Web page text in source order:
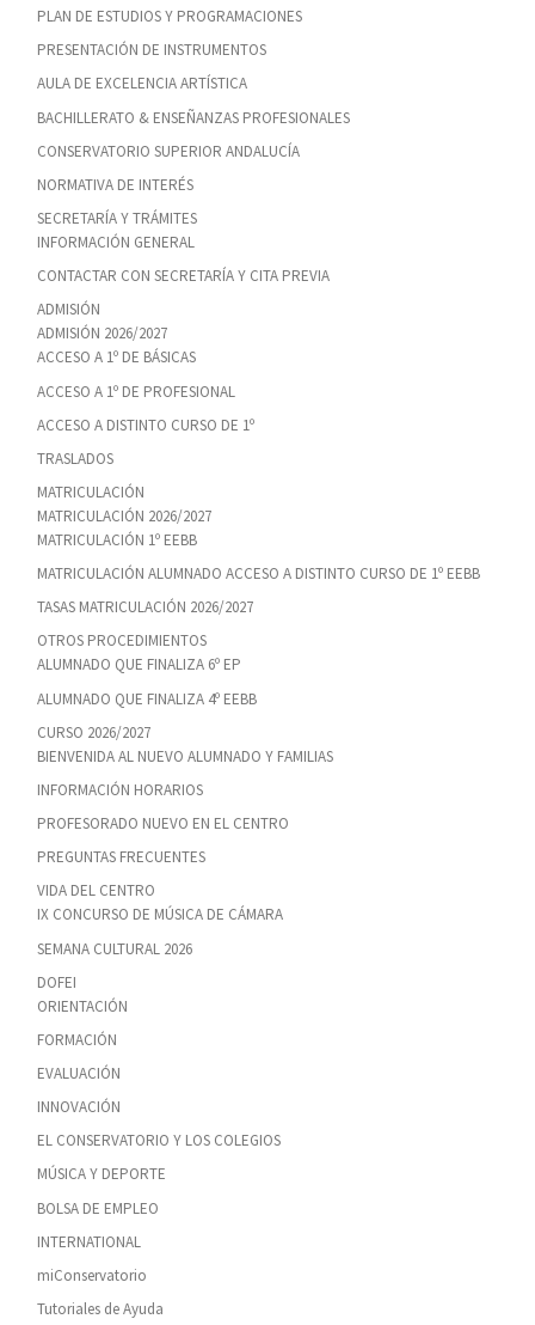
PLAN DE ESTUDIOS Y PROGRAMACIONES
PRESENTACIÓN DE INSTRUMENTOS
AULA DE EXCELENCIA ARTÍSTICA
BACHILLERATO & ENSEÑANZAS PROFESIONALES
CONSERVATORIO SUPERIOR ANDALUCÍA
NORMATIVA DE INTERÉS
SECRETARÍA Y TRÁMITES
INFORMACIÓN GENERAL
CONTACTAR CON SECRETARÍA Y CITA PREVIA
ADMISIÓN
ADMISIÓN 2026/2027
ACCESO A 1º DE BÁSICAS
ACCESO A 1º DE PROFESIONAL
ACCESO A DISTINTO CURSO DE 1º
TRASLADOS
MATRICULACIÓN
MATRICULACIÓN 2026/2027
MATRICULACIÓN 1º EEBB
MATRICULACIÓN ALUMNADO ACCESO A DISTINTO CURSO DE 1º EEBB
TASAS MATRICULACIÓN 2026/2027
OTROS PROCEDIMIENTOS
ALUMNADO QUE FINALIZA 6º EP
ALUMNADO QUE FINALIZA 4º EEBB
CURSO 2026/2027
BIENVENIDA AL NUEVO ALUMNADO Y FAMILIAS
INFORMACIÓN HORARIOS
PROFESORADO NUEVO EN EL CENTRO
PREGUNTAS FRECUENTES
VIDA DEL CENTRO
IX CONCURSO DE MÚSICA DE CÁMARA
SEMANA CULTURAL 2026
DOFEI
ORIENTACIÓN
FORMACIÓN
EVALUACIÓN
INNOVACIÓN
EL CONSERVATORIO Y LOS COLEGIOS
MÚSICA Y DEPORTE
BOLSA DE EMPLEO
INTERNATIONAL
miConservatorio
Tutoriales de Ayuda